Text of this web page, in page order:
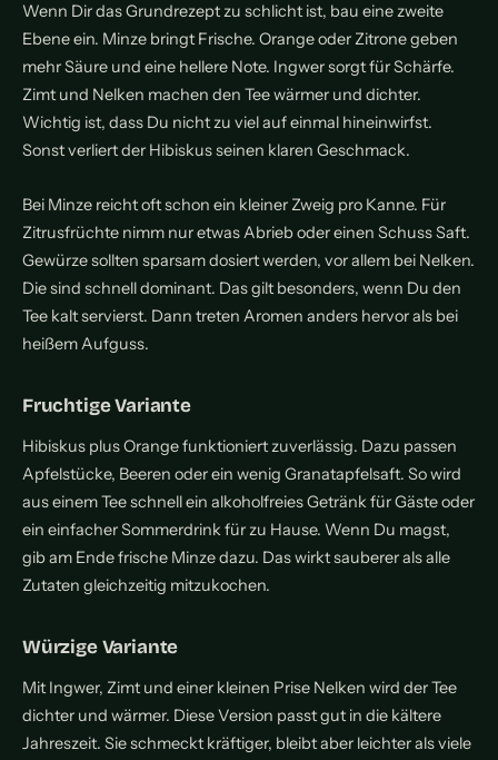
Wenn Dir das Grundrezept zu schlicht ist, bau eine zweite
Ebene ein. Minze bringt Frische. Orange oder Zitrone geben
mehr Säure und eine hellere Note. Ingwer sorgt für Schärfe.
Zimt und Nelken machen den Tee wärmer und dichter.
Wichtig ist, dass Du nicht zu viel auf einmal hineinwirfst.
Sonst verliert der Hibiskus seinen klaren Geschmack.
Bei Minze reicht oft schon ein kleiner Zweig pro Kanne. Für
Zitrusfrüchte nimm nur etwas Abrieb oder einen Schuss Saft.
Gewürze sollten sparsam dosiert werden, vor allem bei Nelken.
Die sind schnell dominant. Das gilt besonders, wenn Du den
Tee kalt servierst. Dann treten Aromen anders hervor als bei
heißem Aufguss.
Fruchtige Variante
Hibiskus plus Orange funktioniert zuverlässig. Dazu passen
Apfelstücke, Beeren oder ein wenig Granatapfelsaft. So wird
aus einem Tee schnell ein alkoholfreies Getränk für Gäste oder
ein einfacher Sommerdrink für zu Hause. Wenn Du magst,
gib am Ende frische Minze dazu. Das wirkt sauberer als alle
Zutaten gleichzeitig mitzukochen.
Würzige Variante
Mit Ingwer, Zimt und einer kleinen Prise Nelken wird der Tee
dichter und wärmer. Diese Version passt gut in die kältere
Jahreszeit. Sie schmeckt kräftiger, bleibt aber leichter als viele